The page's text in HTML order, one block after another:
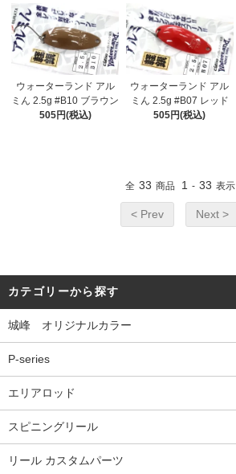
ウォーターランド アル
ミん 2.5g #B10 ブラウン
505円(税込)
ウォーターランド アル
ミん 2.5g #B07 レッド
505円(税込)
全 33 商品 1 - 33 表示
< Prev Next >
カテゴリーから探す
城峰 オリジナルカラー
P-series
エリアロッド
スピニングリール
リール カスタムパーツ